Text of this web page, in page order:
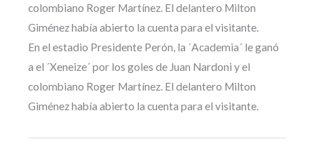
colombiano Roger Martínez. El delantero Milton
Giménez había abierto la cuenta para el visitante.
En el estadio Presidente Perón, la ´Academia´ le ganó
a el ´Xeneize´ por los goles de Juan Nardoni y el
colombiano Roger Martínez. El delantero Milton
Giménez había abierto la cuenta para el visitante.